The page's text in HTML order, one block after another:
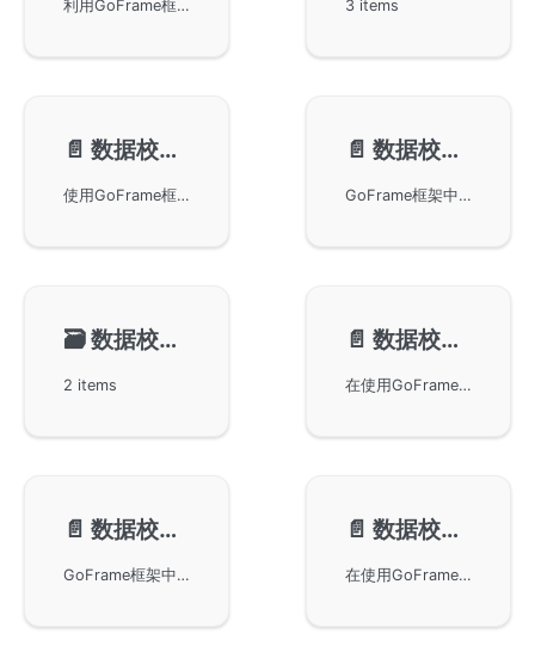
利用GoFrame框架进行数据校验，描述了gvalid.Error接口的实现及使用方法。通过不同方法获取校验错误信息，包括顺序性和非顺序性校验的影响。同时，示例演示如何获取校验错误中的第一条错误信息，为开发者提供实用指引。 3 items
📄️ 数据校验-可选校验
使用GoFrame框架进行数据校验，尤其是针对可选校验规则的使用。当校验规则中不包含required时，可选校验规则不会强制校验空字符串或nil值。文档提供了多个实际代码示例，展示了在Go语言中通过GoFrame框架实现可选数据校验的过程和注意事项，适合开发者在项目中应用。
📄️ 数据校验-递归校验
GoFrame框架中数据校验组件的递归校验特性。通过示例代码展示了如何对结构体、切片及映射类型的数据进行嵌套校验，实现对复杂数据结构的有效验证。特别说明了在递归校验中空对象的处理方法，以及带有默认值的空对象将被视为已传递并被校验。
🗃️数据校验-自定义规则
2 items
📄️ 数据校验-自定义错误
在使用GoFrame框架的数据校验组件时，自定义错误提示并支持i18n国际化功能。通过结合i18n组件，可以方便地设置不同语言的错误信息。文中详细说明了如何配置英文和中文的i18n文件，以及如何通过中间件进行错误提示语言的设置，帮助开发者更高效地进行国际化处理。
📄️ 数据校验-方法介绍
GoFrame框架中的数据校验功能，详细描述了包括New、Run、Clone、I18n、Bail、Ci等常用校验方法的使用。通过具体示例讲解如何使用这些方法进行有效的数据校验，并提供了定制化校验规则和错误提示的方法，帮助开发者更好地完成应用程序的数据校验工作。
📄️ 数据校验-常见问题
在使用GoFrame框架进行数据校验时，Struct默认值对required规则的影响及其解决方案，包括使用指针类型绕过默认值影响、组合校验规则以及Assoc联合校验方法，以确保校验准确性。